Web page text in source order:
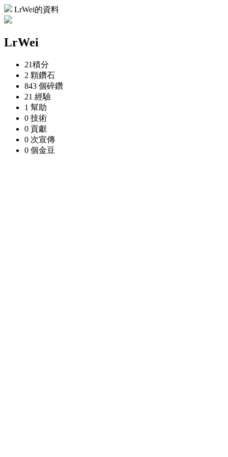
LrWei的資料
LrWei
21積分
2 顆鑽石
843 個碎鑽
21 經驗
1 幫助
0 技術
0 貢獻
0 次宣傳
0 個金豆